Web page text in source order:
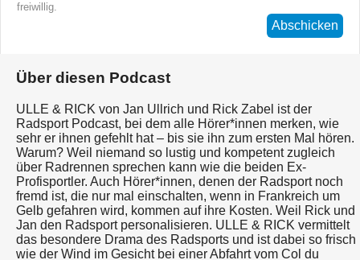
freiwillig.
Abschicken
Über diesen Podcast
ULLE & RICK von Jan Ullrich und Rick Zabel ist der
Radsport Podcast, bei dem alle Hörer*innen merken, wie
sehr er ihnen gefehlt hat – bis sie ihn zum ersten Mal hören.
Warum? Weil niemand so lustig und kompetent zugleich
über Radrennen sprechen kann wie die beiden Ex-
Profisportler. Auch Hörer*innen, denen der Radsport noch
fremd ist, die nur mal einschalten, wenn in Frankreich um
Gelb gefahren wird, kommen auf ihre Kosten. Weil Rick und
Jan den Radsport personalisieren. ULLE & RICK vermittelt
das besondere Drama des Radsports und ist dabei so frisch
wie der Wind im Gesicht bei einer Abfahrt vom Col du